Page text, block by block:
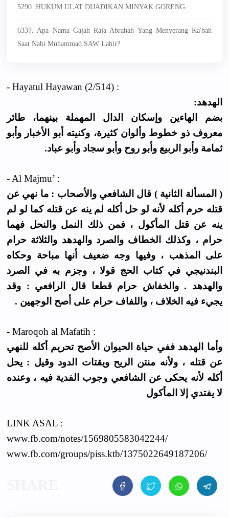
5290. HUKUM ULAT DIJADIKAN MINYAK GORENG
6337. Apa Nama Gajah Raja Abrahah Yang Menyerang Ka'bah
Saat Nabi Muhammad SAW Lahir?
- Hayatul Hayawan (2/514) :
الهدهد:
بضم الهاءين وإسكان الدال المهملة بينهما، طائر
معروف ذو خطوط وألوان كثيرة، وكنيته أبو الأخبار وأبو
ثمامة وأبو الربيع وأبو روح وأبو سجاد وأبو عباد.
- Al Majmu’ :
( المسألة الثانية ) قال الشافعي والأصحاب : ما نهي عن
قتله حرم أكله لأنه لو حل أكله لم ينه عن قتله كما لو لم
ينه عن قتل المأكول ، فمن ذلك النمل والنحل فهما
حرام ، وكذلك الخطاف والصرد والهدهد والثلاثة حرام
على المذهب ، وفيها وجه ضعيف أنها مباحة وحكاه
البندنيجي في كتاب الحج قولا ، وجزم به في الصرد
والهدهد . والخفاش حرام قطعا قال الرافعي : وقد
يجيء فيه الخلاف ، واللفاف حرام على أصح الوجهين .
- Maroqoh al Mafatih :
وأما الهدهد ففي حياة الحيوان الأصح تحريم أكله للنهي
عن قتله ، ولأنه منتن الريح ويقتات الدود وقيل : يحل
أكله لأنه يحكى عن الشافعي وجوب الفدية فيه ، وعنده
لا يفتدي إلا المأكول
LINK ASAL :
www.fb.com/notes/1569805583042244/
www.fb.com/groups/piss.ktb/1375022649187206/